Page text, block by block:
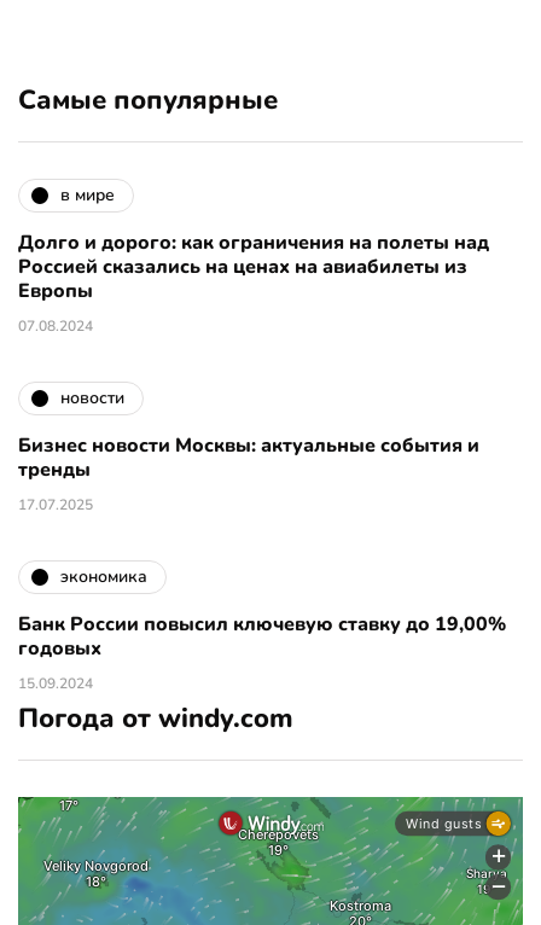
Самые популярные
в мире
Долго и дорого: как ограничения на полеты над
Россией сказались на ценах на авиабилеты из
Европы
07.08.2024
новости
Бизнес новости Москвы: актуальные события и
тренды
17.07.2025
экономика
Банк России повысил ключевую ставку до 19,00%
годовых
15.09.2024
Погода от windy.com